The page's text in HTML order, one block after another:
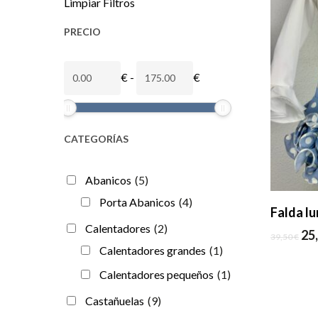
PRECIO
€ - €
CATEGORÍAS
Abanicos (5)
Porta Abanicos (4)
Calentadores (2)
Calentadores grandes (1)
Calentadores pequeños (1)
Castañuelas (9)
Falda
39,50€ El